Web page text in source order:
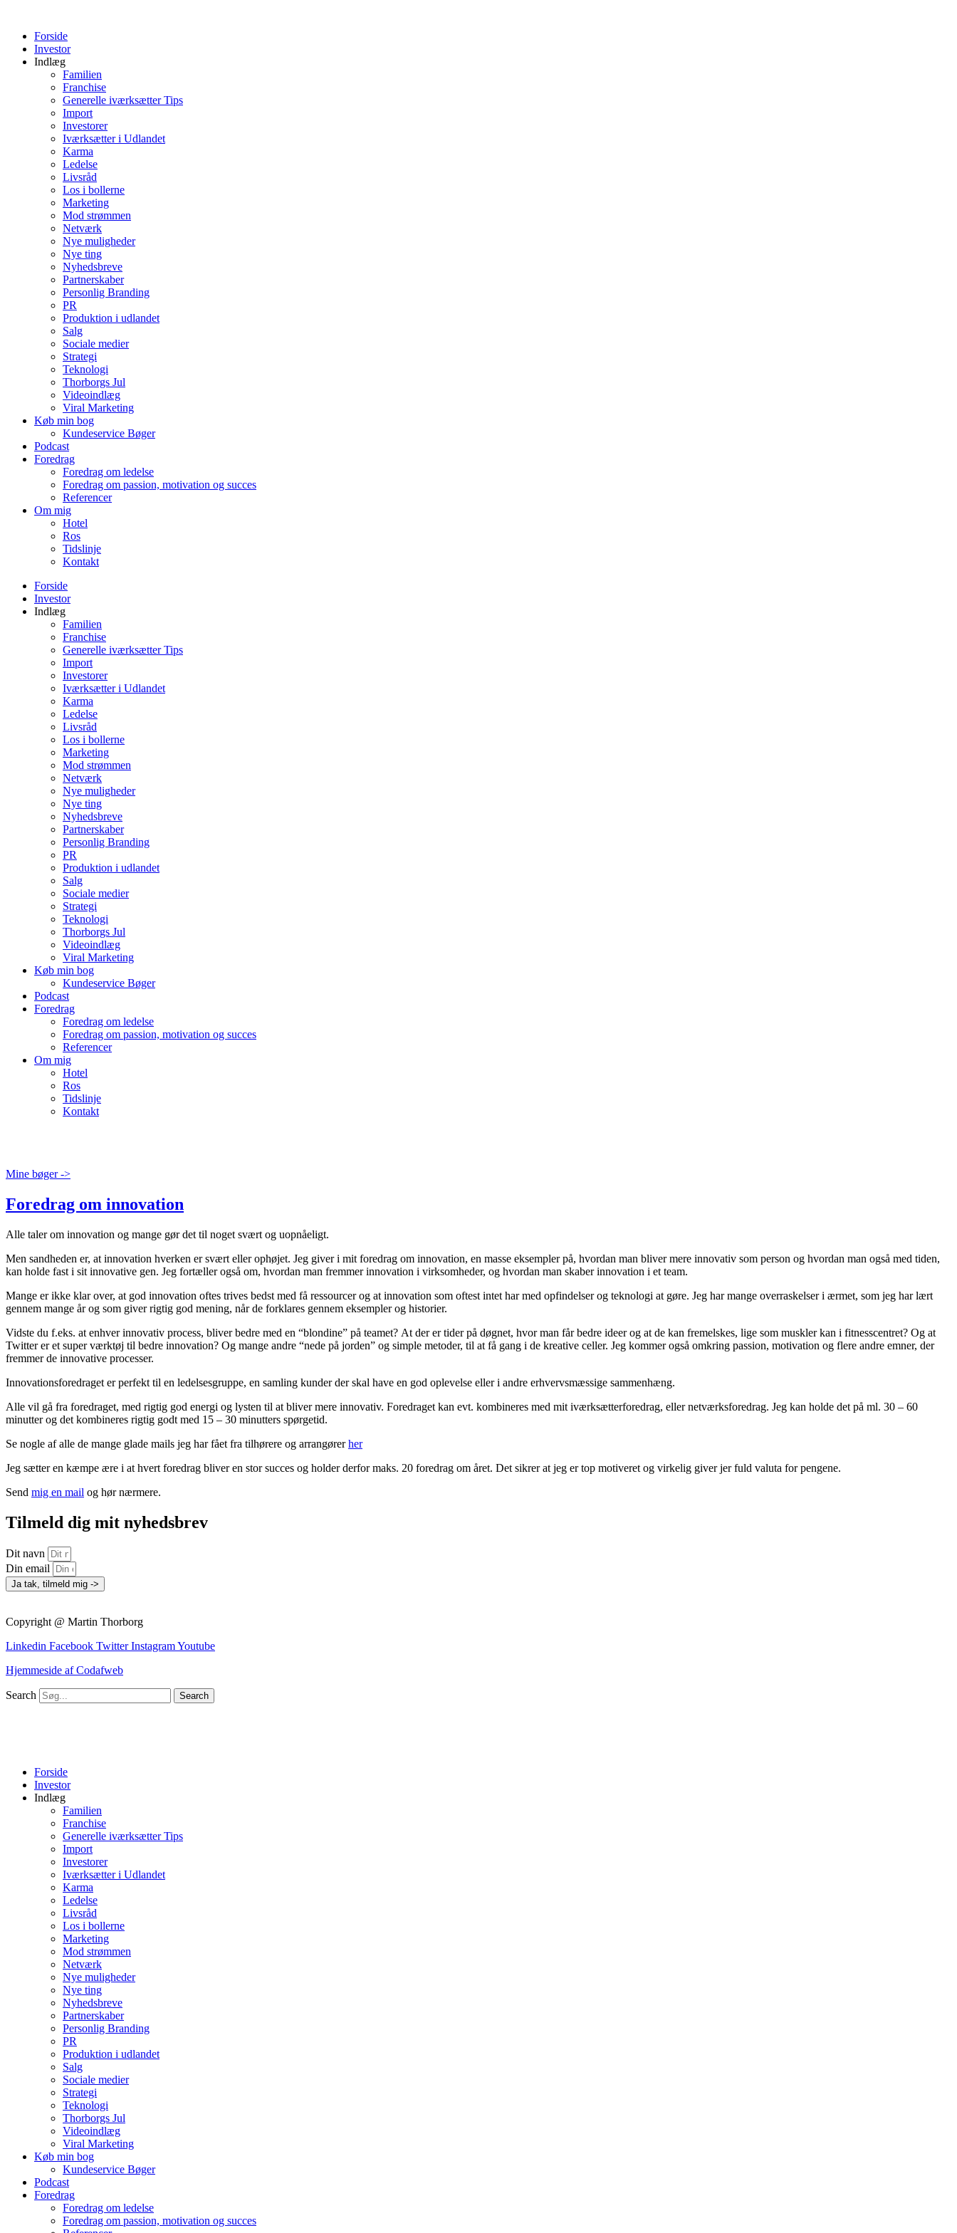
indholdForside
Investor
Indlæg
Familien
Franchise
Generelle iværksætter Tips
Import
Investorer
Iværksætter i Udlandet
Karma
Ledelse
Livsråd
Los i bollerne
Marketing
Mod strømmen
Netværk
Nye muligheder
Nye ting
Nyhedsbreve
Partnerskaber
Personlig Branding
PR
Produktion i udlandet
Salg
Sociale medier
Strategi
Teknologi
Thorborgs Jul
Videoindlæg
Viral Marketing
Køb min bog
Kundeservice Bøger
Podcast
Foredrag
Foredrag om ledelse
Foredrag om passion, motivation og succes
Referencer
Om mig
Hotel
Ros
Tidslinje
Kontakt
Forside
Investor
Indlæg
Familien
Franchise
Generelle iværksætter Tips
Import
Investorer
Iværksætter i Udlandet
Karma
Ledelse
Livsråd
Los i bollerne
Marketing
Mod strømmen
Netværk
Nye muligheder
Nye ting
Nyhedsbreve
Partnerskaber
Personlig Branding
PR
Produktion i udlandet
Salg
Sociale medier
Strategi
Teknologi
Thorborgs Jul
Videoindlæg
Viral Marketing
Køb min bog
Kundeservice Bøger
Podcast
Foredrag
Foredrag om ledelse
Foredrag om passion, motivation og succes
Referencer
Om mig
Hotel
Ros
Tidslinje
Kontakt
Mine bøger ->
Foredrag om innovation
Alle taler om innovation og mange gør det til noget svært og uopnåeligt.
Men sandheden er, at innovation hverken er svært eller ophøjet. Jeg giver i mit foredrag om innovation, en masse eksempler på, hvordan man bliver mere innovativ som person og hvordan man også med tiden,
kan holde fast i sit innovative gen. Jeg fortæller også om, hvordan man fremmer innovation i virksomheder, og hvordan man skaber innovation i et team.
Mange er ikke klar over, at god innovation oftes trives bedst med få ressourcer og at innovation som oftest intet har med opfindelser og teknologi at gøre. Jeg har mange overraskelser i ærmet, som jeg har lært
gennem mange år og som giver rigtig god mening, når de forklares gennem eksempler og historier.
Vidste du f.eks. at enhver innovativ process, bliver bedre med en “blondine” på teamet? At der er tider på døgnet, hvor man får bedre ideer og at de kan fremelskes, lige som muskler kan i fitnesscentret? Og at
Twitter er et super værktøj til bedre innovation? Og mange andre “nede på jorden” og simple metoder, til at få gang i de kreative celler. Jeg kommer også omkring passion, motivation og flere andre emner, der
fremmer de innovative processer.
Innovationsforedraget er perfekt til en ledelsesgruppe, en samling kunder der skal have en god oplevelse eller i andre erhvervsmæssige sammenhæng.
Alle vil gå fra foredraget, med rigtig god energi og lysten til at bliver mere innovativ. Foredraget kan evt. kombineres med mit iværksætterforedrag, eller netværksforedrag. Jeg kan holde det på ml. 30 – 60
minutter og det kombineres rigtig godt med 15 – 30 minutters spørgetid.
Se nogle af alle de mange glade mails jeg har fået fra tilhørere og arrangørerher
Jeg sætter en kæmpe ære i at hvert foredrag bliver en stor succes og holder derfor maks. 20 foredrag om året. Det sikrer at jeg er top motiveret og virkelig giver jer fuld valuta for pengene.
Send mig en mail og hør nærmere.
Tilmeld dig mit nyhedsbrev
Dit navn
Din email
Ja tak, tilmeld mig ->
Copyright @ Martin Thorborg
Linkedin Facebook Twitter InstagramYoutube
Hjemmeside af Codafweb
Search Search
Forside
Investor
Indlæg
Familien
Franchise
Generelle iværksætter Tips
Import
Investorer
Iværksætter i Udlandet
Karma
Ledelse
Livsråd
Los i bollerne
Marketing
Mod strømmen
Netværk
Nye muligheder
Nye ting
Nyhedsbreve
Partnerskaber
Personlig Branding
PR
Produktion i udlandet
Salg
Sociale medier
Strategi
Teknologi
Thorborgs Jul
Videoindlæg
Viral Marketing
Køb min bog
Kundeservice Bøger
Podcast
Foredrag
Foredrag om ledelse
Foredrag om passion, motivation og succes